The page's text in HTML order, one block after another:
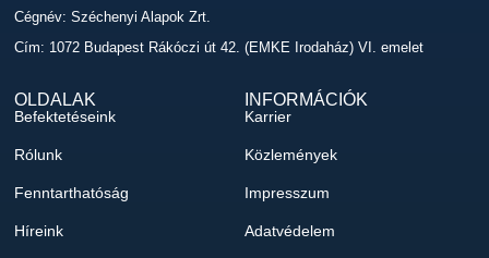
Cégnév: Széchenyi Alapok Zrt.
Cím: 1072 Budapest Rákóczi út 42. (EMKE Irodaház) VI. emelet
OLDALAK
Befektetéseink
Rólunk
Fenntarthatóság
Híreink
INFORMÁCIÓK
Karrier
Közlemények
Impresszum
Adatvédelem